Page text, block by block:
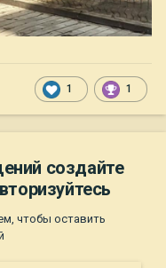
1 1
создайте
чтобы оставить